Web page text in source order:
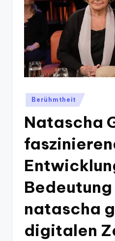
Posted
in
Berühmtheit
Natascha
Bedeutung
natascha
digitalen